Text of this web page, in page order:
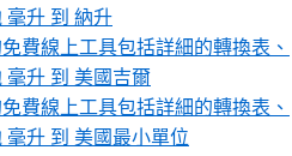
毫升 到 納升
費線上工具包括詳細的轉換表、
毫升 到 美國吉爾
費線上工具包括詳細的轉換表、
升 到 美國最小單位